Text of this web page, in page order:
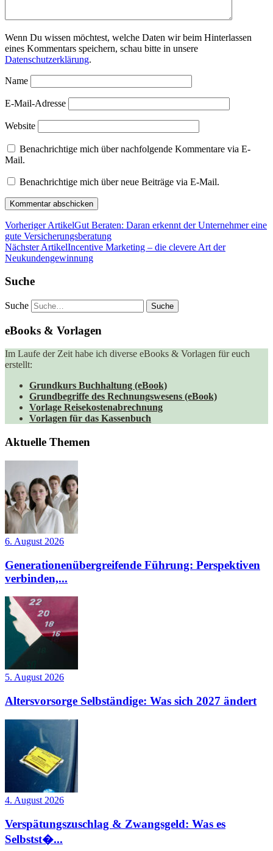
Wenn Du wissen möchtest, welche Daten wir beim Hinterlassen
eines Kommentars speichern, schau bitte in unsere
Datenschutzerklärung.
Name
E-Mail-Adresse
Website
Benachrichtige mich über nachfolgende Kommentare via E-
Mail.
Benachrichtige mich über neue Beiträge via E-Mail.
Vorheriger ArtikelGut Beraten: Daran erkennt der Unternehmer eine
gute Versicherungsberatung
Nächster ArtikelIncentive Marketing – die clevere Art der
Neukundengewinnung
Suche
Suche
eBooks & Vorlagen
Im Laufe der Zeit habe ich diverse eBooks & Vorlagen für euch
erstellt:
Grundkurs Buchhaltung (eBook)
Grundbegriffe des Rechnungswesens (eBook)
Vorlage Reisekostenabrechnung
Vorlagen für das Kassenbuch
Aktuelle Themen
6. August 2026
Generationenübergreifende Führung: Perspektiven
verbinden,...
5. August 2026
Altersvorsorge Selbständige: Was sich 2027 ändert
4. August 2026
Verspätungszuschlag & Zwangsgeld: Was es
Selbstst�...